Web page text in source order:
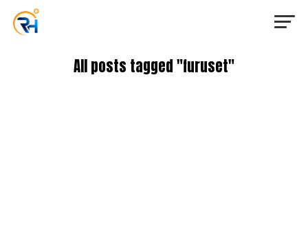
All posts tagged "furuset"